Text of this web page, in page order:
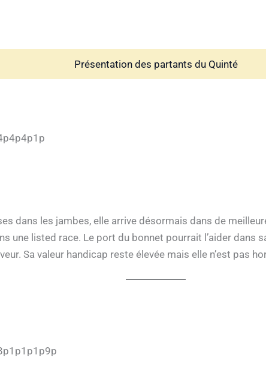
Présentation des partants du Quinté
dans les jambes, elle arrive désormais dans de
une listed race. Le port du bonnet pourrait l’aider dans
Sa valeur handicap reste élevée mais elle n’est pas